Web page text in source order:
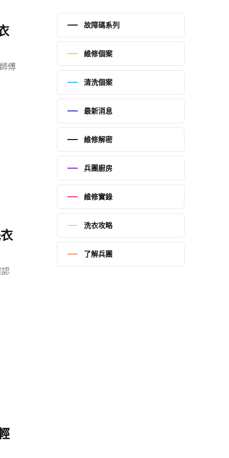
傅
認
故障碼系列
維修個案
清洗個案
最新消息
維修解密
兵團廚房
維修實錄
洗衣攻略
了解兵團